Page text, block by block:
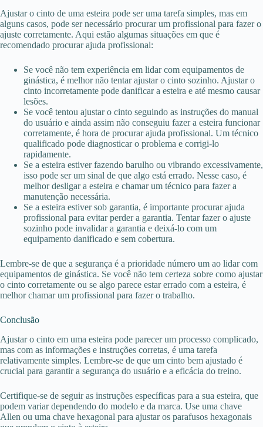
Ajustar o cinto de uma esteira pode ser uma tarefa simples, mas em
alguns casos, pode ser necessário procurar um profissional para fazer o
ajuste corretamente. Aqui estão algumas situações em que é
recomendado procurar ajuda profissional:
Se você não tem experiência em lidar com equipamentos de
ginástica, é melhor não tentar ajustar o cinto sozinho. Ajustar o
cinto incorretamente pode danificar a esteira e até mesmo causar
lesões.
Se você tentou ajustar o cinto seguindo as instruções do manual
do usuário e ainda assim não conseguiu fazer a esteira funcionar
corretamente, é hora de procurar ajuda profissional. Um técnico
qualificado pode diagnosticar o problema e corrigi-lo
rapidamente.
Se a esteira estiver fazendo barulho ou vibrando excessivamente,
isso pode ser um sinal de que algo está errado. Nesse caso, é
melhor desligar a esteira e chamar um técnico para fazer a
manutenção necessária.
Se a esteira estiver sob garantia, é importante procurar ajuda
profissional para evitar perder a garantia. Tentar fazer o ajuste
sozinho pode invalidar a garantia e deixá-lo com um
equipamento danificado e sem cobertura.
Lembre-se de que a segurança é a prioridade número um ao lidar com
equipamentos de ginástica. Se você não tem certeza sobre como ajustar
o cinto corretamente ou se algo parece estar errado com a esteira, é
melhor chamar um profissional para fazer o trabalho.
Conclusão
Ajustar o cinto em uma esteira pode parecer um processo complicado,
mas com as informações e instruções corretas, é uma tarefa
relativamente simples. Lembre-se de que um cinto bem ajustado é
crucial para garantir a segurança do usuário e a eficácia do treino.
Certifique-se de seguir as instruções específicas para a sua esteira, que
podem variar dependendo do modelo e da marca. Use uma chave
Allen ou uma chave hexagonal para ajustar os parafusos hexagonais